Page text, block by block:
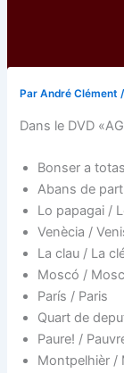
ParAndré Clément
Dans le DVD
Bonser a
Abans de
Lo papagai /
Venècia /
La clau / La
Moscó /
París / Paris
Quart de
Paure! /
Montpelhièr /